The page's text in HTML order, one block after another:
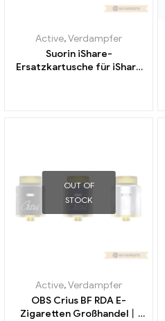
Active,Verdampfer
Suorin iShare-
Ersatzkartusche für iShare
OUT OF
STOCK
Active,Verdampfer
OBS Crius BF RDA E-
Zigaretten Großhandel丨